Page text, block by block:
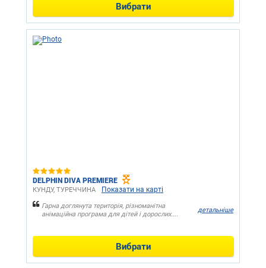
Вибрати
DELPHIN DIVA PREMIERE
КУНДУ, ТУРЕЧЧИНА Показати на карті
Гарна доглянута територія, різноманітна
анімаційна програма для дітей і дорослих....
детальніше
Вибрати